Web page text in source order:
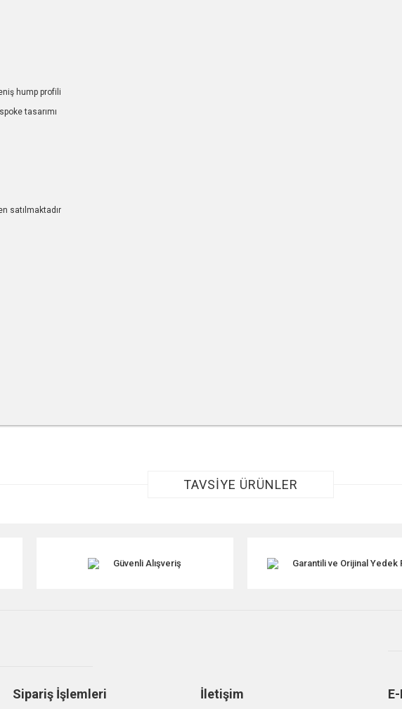
hump profili
tasarımı
satılmaktadır
TAVSİYE ÜRÜNLER
Güvenli Alışveriş Garantili ve Orijinal Yedek
Sipariş İşlemleri İletişim